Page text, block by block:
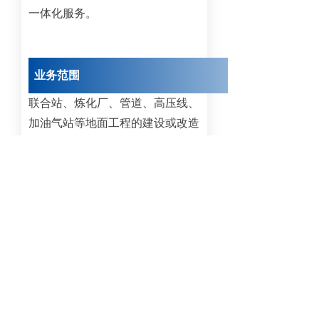
一体化服务。
业务范围
联合站、炼化厂、管道、高压线、
加油气站等地面工程的建设或改造